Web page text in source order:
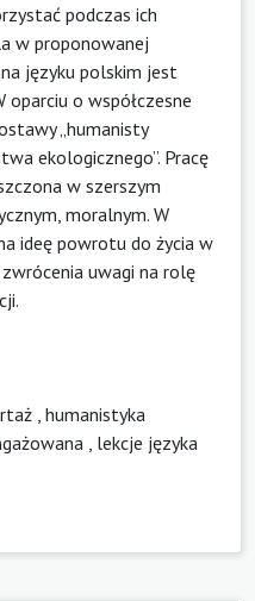
podczas ich
w proponowanej
języku polskim jest
o współczesne
„humanisty
ekologicznego”. Pracę
w szerszym
moralnym. W
ideę powrotu do życia w
uwagi na rolę
humanistyka
lekcje języka